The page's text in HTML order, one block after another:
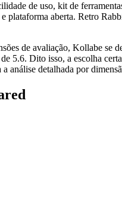
de uso, kit de
plataforma aberta. Retro
de avaliação, Kollabe se
5.6. Dito isso, a escolha
análise detalhada por